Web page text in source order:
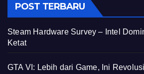
POST TERBARU
Steam Hardware Survey – Intel
Ketat
GTA VI: Lebih dari Game, Ini